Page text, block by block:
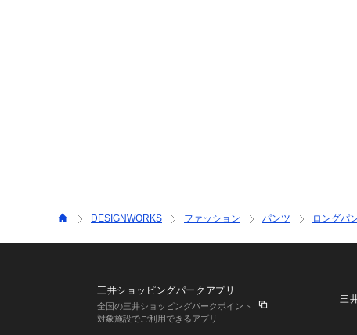
DESIGNWORKS ファッション パンツ ロングパ
三井ショッピングパークアプリ
全国の三井ショッピングパークポイント
対象施設でご利用できるアプリ
三